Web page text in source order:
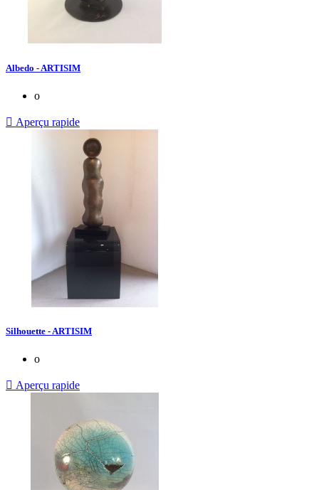
Albedo - ARTISIM
o
 Aperçu rapide
Silhouette - ARTISIM
o
 Aperçu rapide